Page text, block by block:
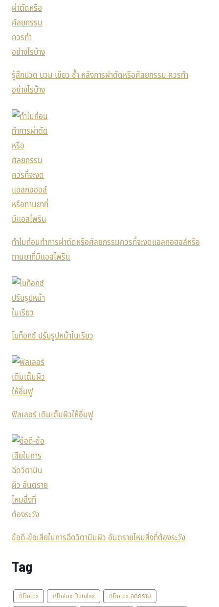
รู้สึกปวด บวม เขียว ช้ำ หลังการผ่าตัดหรือศัลยกรรม ควรทำ
อย่างไรบ้าง
ทำไมก่อนทำการผ่าตัดหรือศัลยกรรมควรที่จะงดแอลกอฮอล์หรือ
ทานยาที่มีแอสไพริน
โบท็อกซ์ ปรับรูปหน้าในเรียว
ฟิลเลอร์ เติมเต็มผิวให้อิ่มฟู
ข้อดี-ข้อเสียในการฉีดวิตามินผิว อันตรายไหมสิ่งที่ต้องระวัง
Tag
#Botox #Botox Botulax
#Botox ลดกราม